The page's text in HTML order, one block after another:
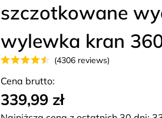
szczotkowane
wylewka kran
(4306 reviews)
Cena brutto:
339,99 zł